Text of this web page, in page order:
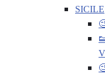
SICILE